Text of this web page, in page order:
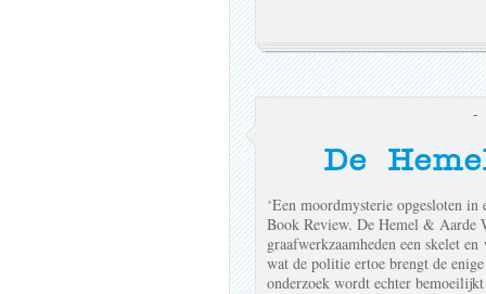
-
De
‘Een moordmysterie opgesloten
Book Review. De Hemel & Aarde
graafwerkzaamheden een skelet
wat de politie ertoe brengt de
onderzoek wordt echter